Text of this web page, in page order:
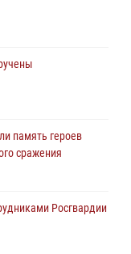
войск
память героев
сражения
Росгвардии